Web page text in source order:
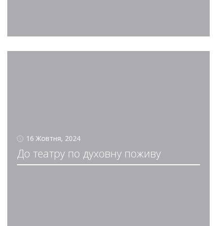
16 Жовтня, 2024
До театру по духовну поживу